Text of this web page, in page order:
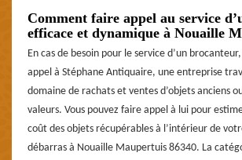
Comment faire appel au service
efficace et dynamique à Nouaille
En cas de besoin pour le service d’un
appel à Stéphane Antiquaire, une entreprise
domaine de rachats et ventes d’objets anciens
valeurs. Vous pouvez faire appel à lui pour
coût des objets récupérables à l’intérieur de
débarras à Nouaille Maupertuis 86340. La